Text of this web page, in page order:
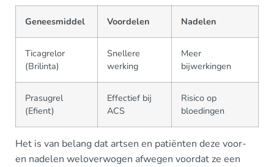
Geneesmiddel Voordelen Nadelen
Ticagrelor
(Brilinta)
Snellere
werking
Meer
bijwerkingen
Prasugrel
(Efient)
Effectief bij
ACS
Risico op
bloedingen
Het is van belang dat artsen en patiënten deze voor-
en nadelen weloverwogen afwegen voordat ze een